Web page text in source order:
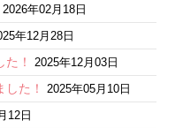
2026年02月18日
年12月28日
！ 2025年12月03日
た！ 2025年05月10日
12日